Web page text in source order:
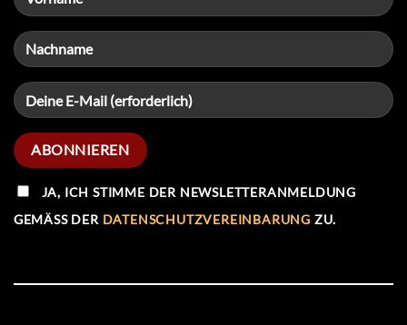
JA, ICH STIMME DER NEWSLETTERANMELDUNG
GEMÄSS DER DATENSCHUTZVEREINBARUNG ZU.